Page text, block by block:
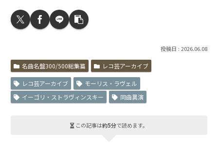
2026.06.08
名曲名盤300/500総集篇 レコ芸アーカイブ
レコ芸アーカイブ
モーリス・ラヴェル
イーゴリ・ストラヴィンスキー
同曲異演
この記事は約5分で読めます。